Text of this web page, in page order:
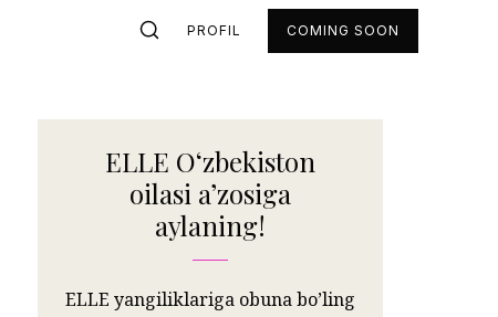
PROFIL COMING SOON
ELLE Oʻzbekiston
oilasi aʼzosiga
aylaning!
ELLE yangiliklariga obuna bo’ling